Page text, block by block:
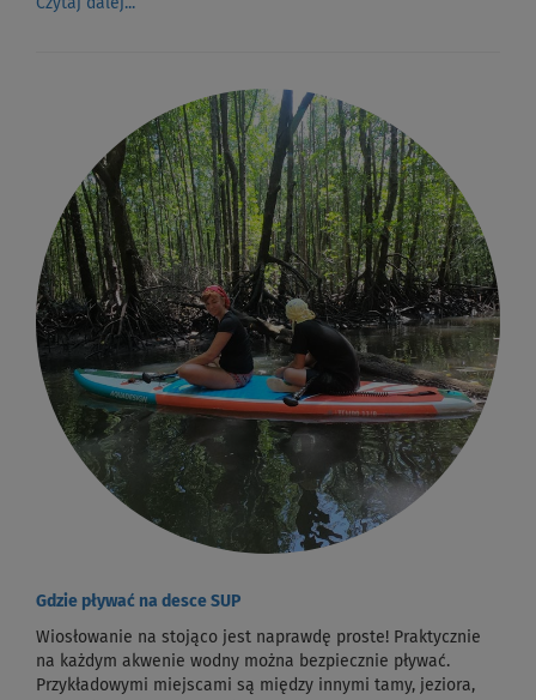
Czytaj dalej...
Gdzie pływać na desce SUP
Wiosłowanie na stojąco jest naprawdę proste! Praktycznie
na każdym akwenie wodny można bezpiecznie pływać.
Przykładowymi miejscami są między innymi tamy, jeziora,